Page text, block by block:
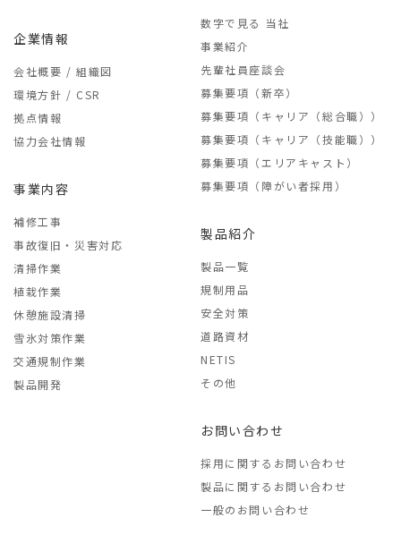
企業情報
会社概要 / 組織図
環境方針 / CSR
拠点情報
協力会社情報
事業内容
補修工事
事故復旧・災害対応
清掃作業
植栽作業
休憩施設清掃
雪氷対策作業
交通規制作業
製品開発
数字で見る 当社
事業紹介
先輩社員座談会
募集要項（新卒）
募集要項（キャリア（総合職））
募集要項（キャリア（技能職））
募集要項（エリアキャスト）
募集要項（障がい者採用）
製品紹介
製品一覧
規制用品
安全対策
道路資材
NETIS
その他
お問い合わせ
採用に関するお問い合わせ
製品に関するお問い合わせ
一般のお問い合わせ